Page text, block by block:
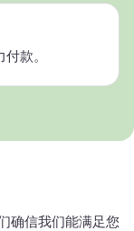
款。
确信我们能满足您